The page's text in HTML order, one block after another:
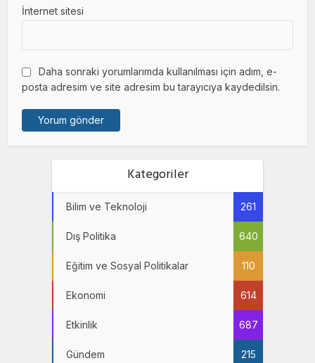
İnternet sitesi
Daha sonraki yorumlarımda kullanılması için adım, e-
posta adresim ve site adresim bu tarayıcıya kaydedilsin.
Kategoriler
Bilim ve Teknoloji 261
Dış Politika 640
Eğitim ve Sosyal Politikalar 110
Ekonomi 614
Etkinlik 687
Gündem 215